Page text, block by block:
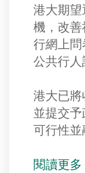
港大期
機，改
行網上
公共行人
港大已
並提交
可行性並
閱讀更多